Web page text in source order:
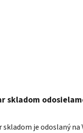
skladom
skladom je odoslaný na